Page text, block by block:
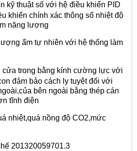
kỹ thuật số với hệ điều khiển PID
khiển chính xác thông số nhiệt độ
năng lượng
ẩm tự nhiên với hệ thống làm
trong bằng kính cường lực với
đảm bảo cách ly tuyệt đối với
bên ngoài bằng thép cán
tĩnh điện
nhiệt,quá nồng độ CO2,mức
201320059701.3